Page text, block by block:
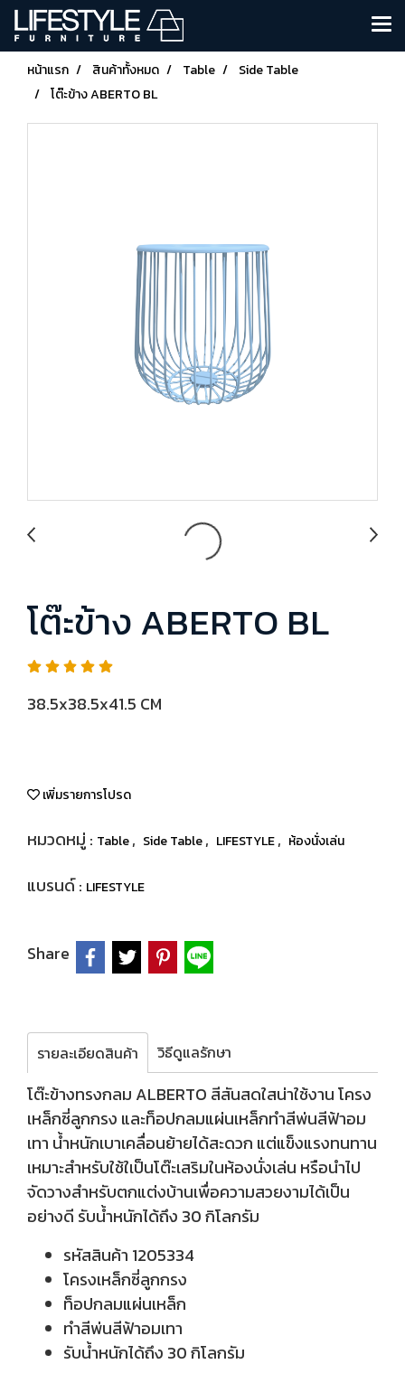
หน้าแรก สินค้าทั้งหมด Table
Side Table
โต๊ะข้าง ABERTO BL
โต๊ะข้าง ABERTO BL
38.5x38.5x41.5 CM
เพิ่มรายการโปรด
หมวดหมู่ : Table, Side Table, LIFESTYLE, ห้องนั่งเล่น
แบรนด์ : LIFESTYLE
Share
รายละเอียดสินค้า วิธีดูแลรักษา
โต๊ะข้างทรงกลม ALBERTO สีสันสดใสน่าใช้งาน โครง
เหล็กซี่ลูกกรง และท็อปกลมแผ่นเหล็กทำสีพ่นสีฟ้าอม
เทา น้ำหนักเบาเคลื่อนย้ายได้สะดวก แต่แข็งแรงทนทาน
เหมาะสำหรับใช้ใเป็นโต๊ะเสริมในห้องนั่งเล่น หรือนำไป
จัดวางสำหรับตกแต่งบ้านเพื่อความสวยงามได้เป็น
อย่างดี รับน้ำหนักได้ถึง 30 กิโลกรัม
รหัสสินค้า 1205334
โครงเหล็กซี่ลูกกรง
ท็อปกลมแผ่นเหล็ก
ทำสีพ่นสีฟ้าอมเทา
รับน้ำหนักได้ถึง 30 กิโลกรัม